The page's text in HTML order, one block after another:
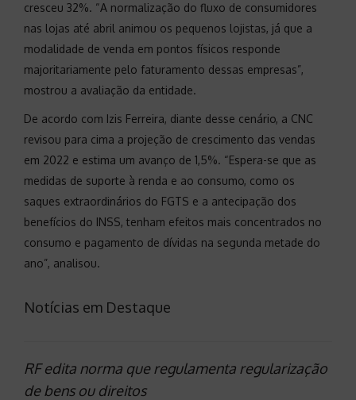
cresceu 32%. “A normalização do fluxo de consumidores
nas lojas até abril animou os pequenos lojistas, já que a
modalidade de venda em pontos físicos responde
majoritariamente pelo faturamento dessas empresas”,
mostrou a avaliação da entidade.
De acordo com Izis Ferreira, diante desse cenário, a CNC
revisou para cima a projeção de crescimento das vendas
em 2022 e estima um avanço de 1,5%. “Espera-se que as
medidas de suporte à renda e ao consumo, como os
saques extraordinários do FGTS e a antecipação dos
benefícios do INSS, tenham efeitos mais concentrados no
consumo e pagamento de dívidas na segunda metade do
ano”, analisou.
Notícias em Destaque
RF edita norma que regulamenta regularização
de bens ou direitos